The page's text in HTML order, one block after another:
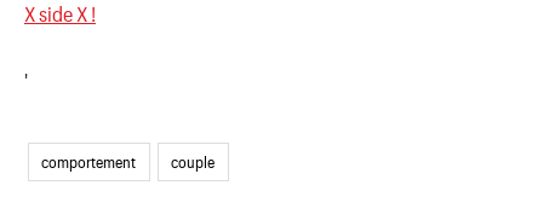
X side X !
'
comportement couple